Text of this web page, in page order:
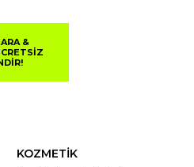
&
KOZMETİK